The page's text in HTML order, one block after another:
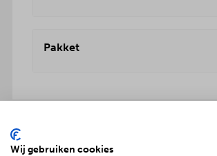
Pakket
Geniet met nóg meer luxe
Wij gebruiken cookies